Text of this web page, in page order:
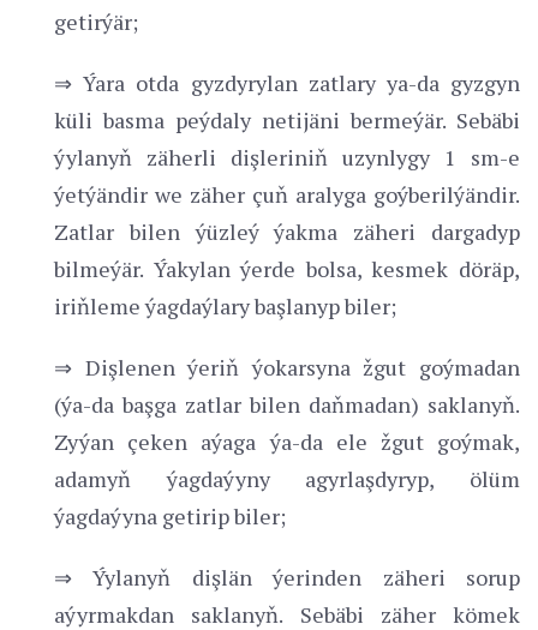
getirýär;
⇒ Ýara otda gyzdyrylan zatlary ya-da gyzgyn
küli basma peýdaly netijäni bermeýär. Sebäbi
ýylanyň zäherli dişleriniň uzynlygy 1 sm-e
ýetýändir we zäher çuň aralyga goýberilýändir.
Zatlar bilen ýüzleý ýakma zäheri dargadyp
bilmeýär. Ýakylan ýerde bolsa, kesmek döräp,
iriňleme ýagdaýlary başlanyp biler;
⇒ Dişlenen ýeriň ýokarsyna žgut goýmadan
(ýa-da başga zatlar bilen daňmadan) saklanyň.
Zyýan çeken aýaga ýa-da ele žgut goýmak,
adamyň ýagdaýyny agyrlaşdyryp, ölüm
ýagdaýyna getirip biler;
⇒ Ýylanyň dişlän ýerinden zäheri sorup
aýyrmakdan saklanyň. Sebäbi zäher kömek